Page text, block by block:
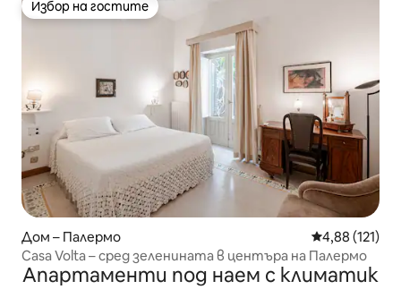
Избор на гостите
Избор на гостите
Дом – Палермо Средна
4,88 (121)
Casa Volta – сред зеленината в центъра на Палермо
Апартаменти под наем с климатик